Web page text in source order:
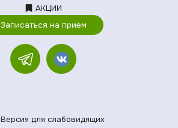
АКЦИИ
Записаться на прием
Версия для слабовидящих